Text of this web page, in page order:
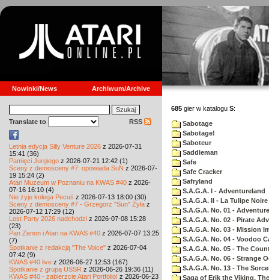
Nowinki/News Archiwum/Archive
Translate to RSS
Letnia edycja Silly Venture 2026 z 2026-07-31
15:41 (36)
Pamięci Jurgiego z 2026-07-21 12:42 (1)
Sceny z demosceny #7: opowiada SuN z 2026-07-
19 15:24 (2)
Atari Muzeum w Poznaniu na KWAS #40 z 2026-
07-16 16:10 (4)
Nie żyje kolega Pecuś z 2026-07-13 18:00 (30)
Sceny z demosceny #7 - Grzegorz "Sun" Żyła z
2026-07-12 17:29 (12)
Lost Party 2026 nadchodzi z 2026-07-08 15:28
(23)
Pan Zenon i Atari na KWAS #40 z 2026-07-07 13:25
(7)
Spotkanie z redakcją "The Voice" z 2026-07-04
07:42 (9)
KWAS #40 live z 2026-06-27 12:53 (167)
Spotkanie z grupą USSR z 2026-06-26 19:36 (11)
KWAS #40 - zabierzcie Atari Portfolio! z 2026-06-23
685 gier w katalogu S:
Sabotage
Sabotage!
Saboteur
Saddleman
Safe
Safe Cracker
Safryland
S.A.G.A. I - Adventureland
S.A.G.A. II - La Tulipe Noire
S.A.G.A. No. 01 -
S.A.G.A. No. 02 - Pirate
S.A.G.A. No. 03 - Mission
S.A.G.A. No. 04 - Voodoo
S.A.G.A. No. 05 - The
S.A.G.A. No. 06 - Strange
S.A.G.A. No. 13 - The
Saga of Erik the Viking, The